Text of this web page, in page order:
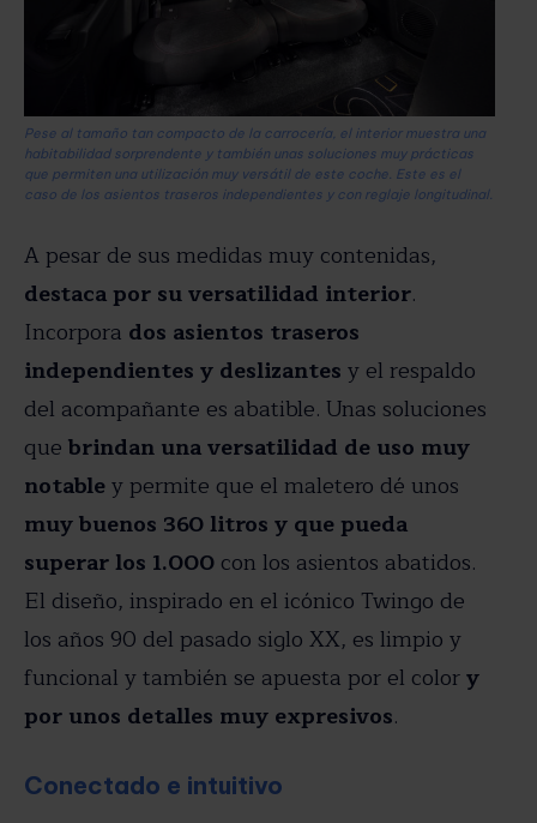
Pese al tamaño tan compacto de la carrocería, el interior muestra una
habitabilidad sorprendente y también unas soluciones muy prácticas
que permiten una utilización muy versátil de este coche. Este es el
caso de los asientos traseros independientes y con reglaje longitudinal.
A pesar de sus medidas muy contenidas,
destaca por su versatilidad interior.
Incorpora dos asientos traseros
independientes y deslizantes y el respaldo
del acompañante es abatible. Unas soluciones
que brindan una versatilidad de uso muy
notabley permite que el maletero dé unos
muy buenos 360 litros y que pueda
superar los 1.000 con los asientos abatidos.
El diseño, inspirado en el icónico Twingo de
los años 90 del pasado siglo XX, es limpio y
funcional y también se apuesta por el colory
por unos detalles muy expresivos.
Conectado e intuitivo